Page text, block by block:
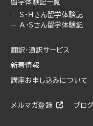
留学体験記一覧
S・Hさん留学体験記
A・Sさん留学体験記
翻訳・通訳サービス
新着情報
講座お申し込みについて
メルマガ登録 ブログ